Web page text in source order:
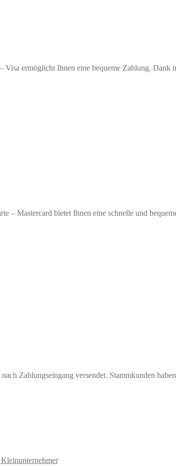
ermöglicht Ihnen eine bequeme Zahlung. Dank
– Mastercard bietet Ihnen eine schnelle und
Zahlungseingang versendet. Stammkunden
Kleinunternehmer